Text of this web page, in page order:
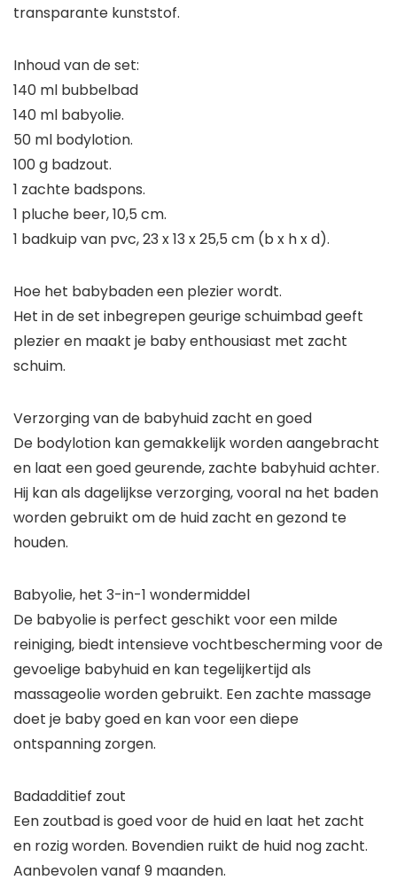
transparante kunststof.
Inhoud van de set:
140 ml bubbelbad
140 ml babyolie.
50 ml bodylotion.
100 g badzout.
1 zachte badspons.
1 pluche beer, 10,5 cm.
1 badkuip van pvc, 23 x 13 x 25,5 cm (b x h x d).
Hoe het babybaden een plezier wordt.
Het in de set inbegrepen geurige schuimbad geeft
plezier en maakt je baby enthousiast met zacht
schuim.
Verzorging van de babyhuid zacht en goed
De bodylotion kan gemakkelijk worden aangebracht
en laat een goed geurende, zachte babyhuid achter.
Hij kan als dagelijkse verzorging, vooral na het baden
worden gebruikt om de huid zacht en gezond te
houden.
Babyolie, het 3-in-1 wondermiddel
De babyolie is perfect geschikt voor een milde
reiniging, biedt intensieve vochtbescherming voor de
gevoelige babyhuid en kan tegelijkertijd als
massageolie worden gebruikt. Een zachte massage
doet je baby goed en kan voor een diepe
ontspanning zorgen.
Badadditief zout
Een zoutbad is goed voor de huid en laat het zacht
en rozig worden. Bovendien ruikt de huid nog zacht.
Aanbevolen vanaf 9 maanden.